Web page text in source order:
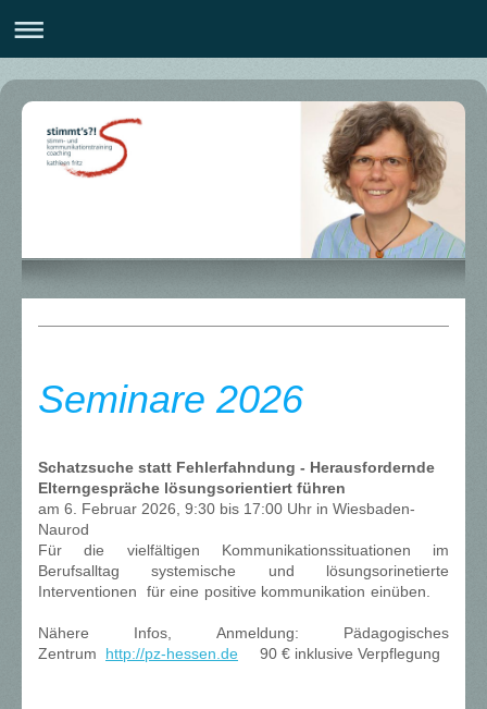
Seminare 2026
Schatzsuche statt Fehlerfahndung - Herausfordernde
Elterngespräche lösungsorientiert führen
am 6. Februar 2026, 9:30 bis 17:00 Uhr in Wiesbaden-
Naurod
Für die vielfältigen Kommunikationssituationen im
Berufsalltag systemische und lösungsorinetierte
Interventionen für eine positive kommunikation einüben.
Nähere Infos, Anmeldung: Pädagogisches
Zentrum
http://pz-hessen.de 90 € inklusive Verpflegung